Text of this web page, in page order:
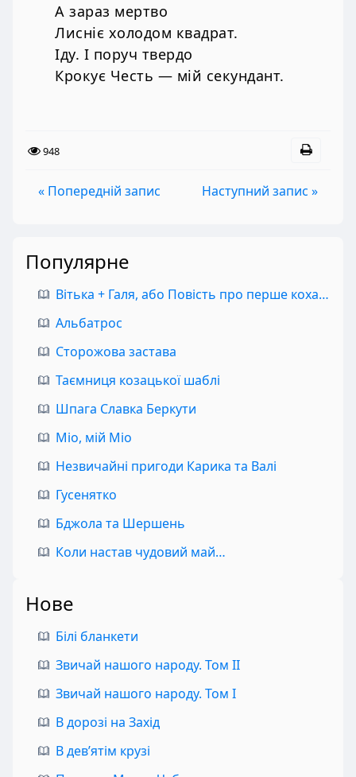
А зараз мертво
Лисніє холодом квадрат.
Іду. І поруч твердо
Крокує Честь — мій секундант.
948
« Попередній запис Наступний запис »
Популярне
Вітька + Галя, або Повість про перше кохання
Альбатрос
Сторожова застава
Таємниця козацької шаблі
Шпага Славка Беркути
Міо, мій Міо
Незвичайні пригоди Карика та Валі
Гусенятко
Бджола та Шершень
Коли настав чудовий май…
Нове
Білі бланкети
Звичай нашого народу. Том II
Звичай нашого народу. Том I
В дорозі на Захід
В дев’ятім крузі